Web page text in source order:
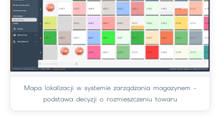
Mapa lokalizacji w systemie zarządzania magazynem -
podstawa decyzji o rozmieszczeniu towaru